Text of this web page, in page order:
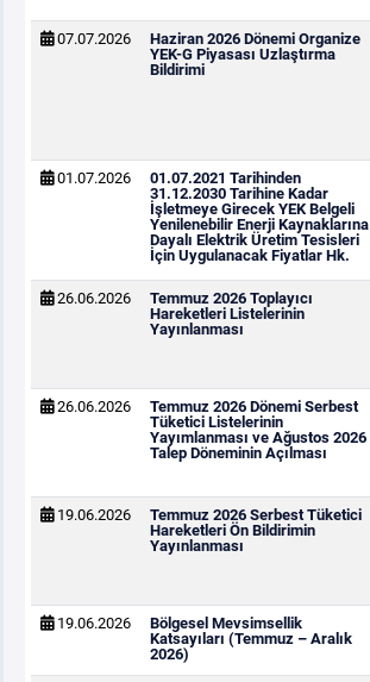
07.07.2026
Haziran 2026 Dönemi Organize
YEK-G Piyasası Uzlaştırma
Bildirimi
01.07.2026
01.07.2021 Tarihinden
31.12.2030 Tarihine Kadar
İşletmeye Girecek YEK Belgeli
Yenilenebilir Enerji Kaynaklarına
Dayalı Elektrik Üretim Tesisleri
İçin Uygulanacak Fiyatlar Hk.
26.06.2026
Temmuz 2026 Toplayıcı
Hareketleri Listelerinin
Yayınlanması
26.06.2026
Temmuz 2026 Dönemi Serbest
Tüketici Listelerinin
Yayımlanması ve Ağustos 2026
Talep Döneminin Açılması
19.06.2026
Temmuz 2026 Serbest Tüketici
Hareketleri Ön Bildirimin
Yayınlanması
19.06.2026
Bölgesel Mevsimsellik
Katsayıları (Temmuz – Aralık
2026)